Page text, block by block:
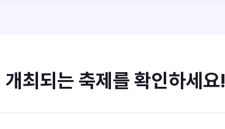
개최되는 축제를 확인하세요!